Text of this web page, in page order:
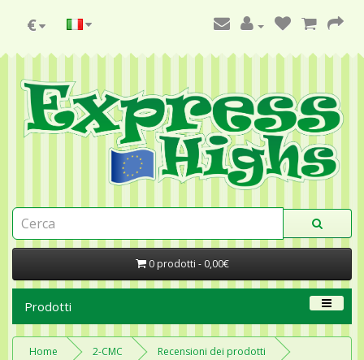
€
0 prodotti - 0,00€
Prodotti
Home 2-CMC Recensioni dei prodotti